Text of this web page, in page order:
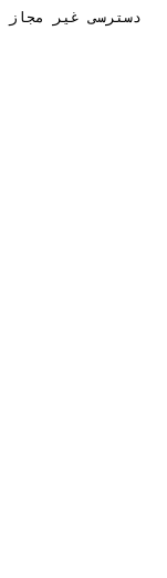
دسترسی غیر مجاز